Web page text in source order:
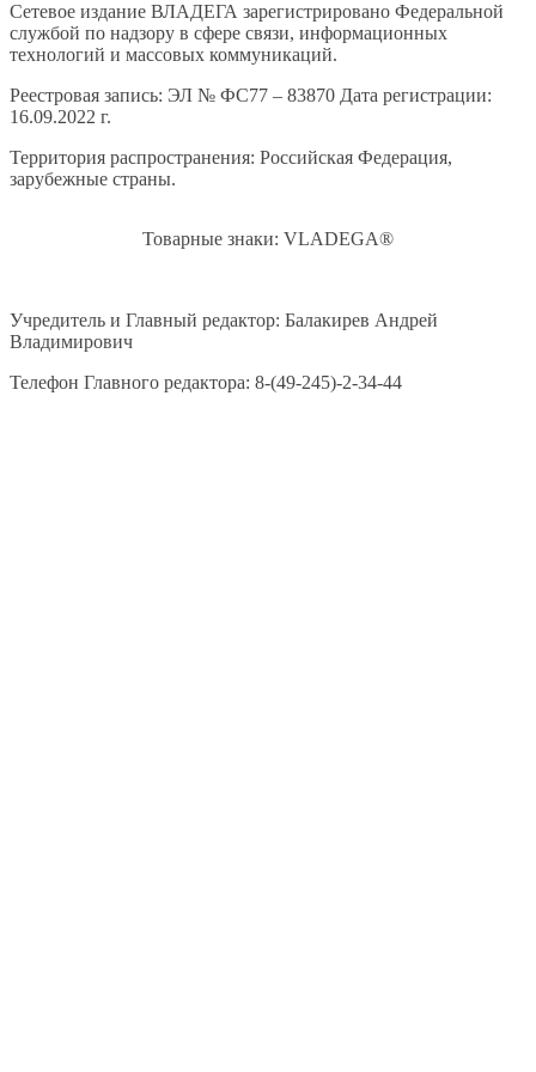
Сетевое издание ВЛАДЕГА зарегистрировано Федеральной
службой по надзору в сфере связи, информационных
технологий и массовых коммуникаций.
Реестровая запись: ЭЛ № ФС77 – 83870 Дата регистрации:
16.09.2022 г.
Территория распространения: Российская Федерация,
зарубежные страны.
Товарные знаки: VLADEGA®
Учредитель и Главный редактор: Балакирев Андрей
Владимирович
Телефон Главного редактора: 8-(49-245)-2-34-44